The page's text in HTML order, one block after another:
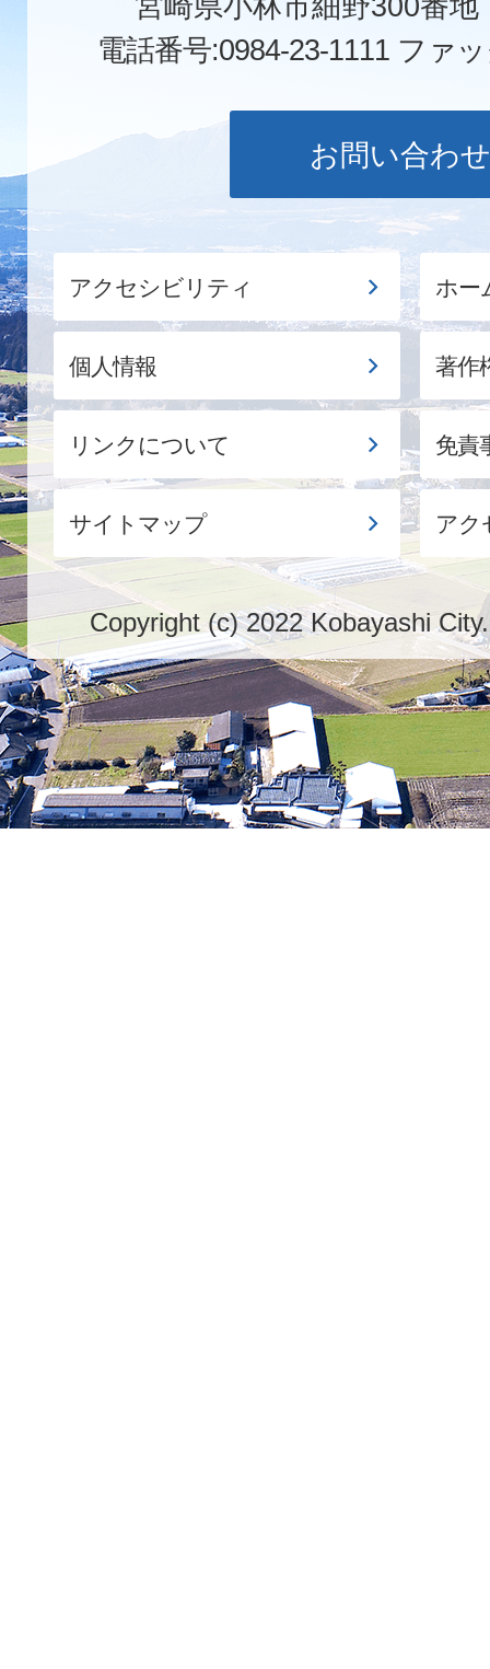
電話番号:0984-23-1111 ファ
お問い合わせ
アクセシビリティ ホー
個人情報 著作
リンクについて 免責
サイトマップ アク
Copyright (c) 2022 Kobayashi